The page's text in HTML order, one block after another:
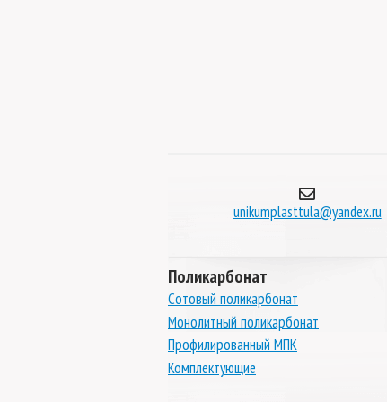
unikumplasttula@yandex.ru
Поликарбонат
Сотовый поликарбонат
Монолитный поликарбонат
Профилированный МПК
Комплектующие